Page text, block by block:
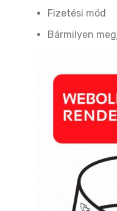
Fizetési mód
Bármilyen